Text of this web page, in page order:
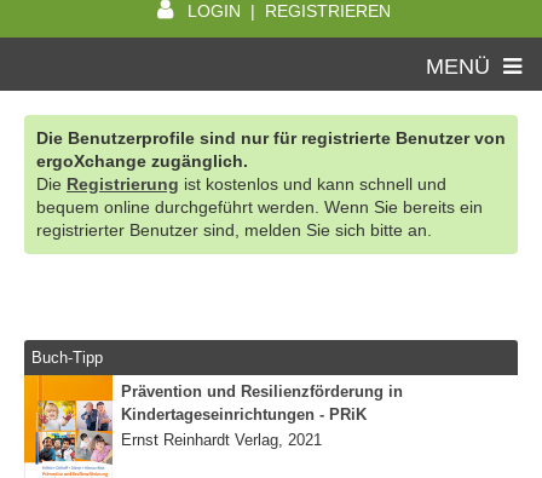
LOGIN | REGISTRIEREN
MENÜ
Die Benutzerprofile sind nur für registrierte Benutzer von
ergoXchange zugänglich.
Die Registrierung ist kostenlos und kann schnell und
bequem online durchgeführt werden. Wenn Sie bereits ein
registrierter Benutzer sind, melden Sie sich bitte an.
Buch-Tipp
Prävention und Resilienzförderung in
Kindertageseinrichtungen - PRiK
Ernst Reinhardt Verlag, 2021